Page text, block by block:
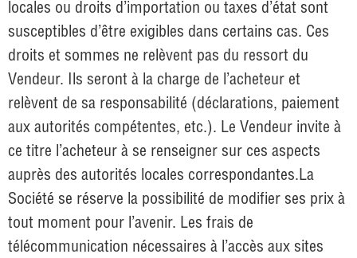
locales ou droits d’importation ou taxes d’état sont
susceptibles d’être exigibles dans certains cas. Ces
droits et sommes ne relèvent pas du ressort du
Vendeur. Ils seront à la charge de l’acheteur et
relèvent de sa responsabilité (déclarations, paiement
aux autorités compétentes, etc.). Le Vendeur invite à
ce titre l’acheteur à se renseigner sur ces aspects
auprès des autorités locales correspondantes.La
Société se réserve la possibilité de modifier ses prix à
tout moment pour l’avenir. Les frais de
télécommunication nécessaires à l’accès aux sites